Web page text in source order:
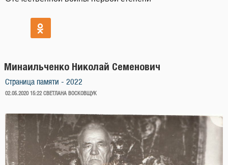
Минаильченко Николай Семенович
Страница памяти - 2022
ОПУБЛИКОВАНО
02.05.2020 15:22 СВЕТЛАНА ВОСКОВЩУК